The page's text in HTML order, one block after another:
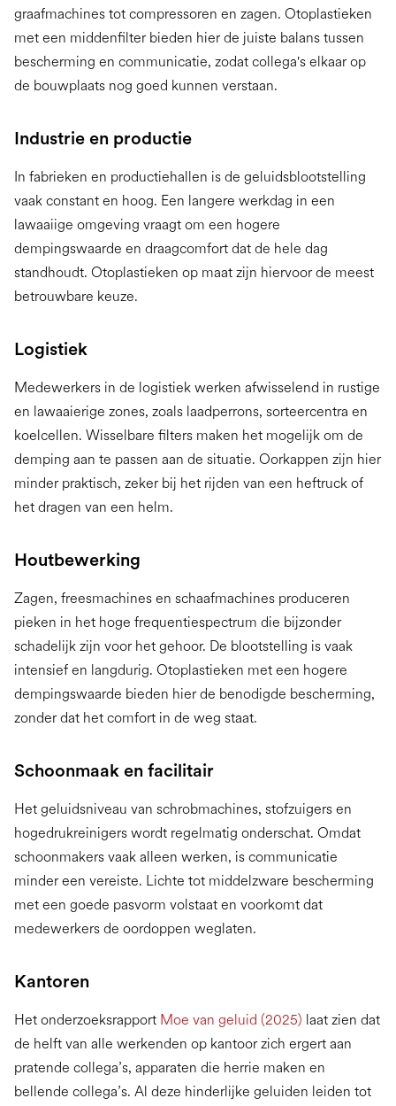
graafmachines tot compressoren en zagen. Otoplastieken
met een middenfilter bieden hier de juiste balans tussen
bescherming en communicatie, zodat collega's elkaar op
de bouwplaats nog goed kunnen verstaan.
Industrie en productie
In fabrieken en productiehallen is de geluidsblootstelling
vaak constant en hoog. Een langere werkdag in een
lawaaiige omgeving vraagt om een hogere
dempingswaarde en draagcomfort dat de hele dag
standhoudt. Otoplastieken op maat zijn hiervoor de meest
betrouwbare keuze.
Logistiek
Medewerkers in de logistiek werken afwisselend in rustige
en lawaaierige zones, zoals laadperrons, sorteercentra en
koelcellen. Wisselbare filters maken het mogelijk om de
demping aan te passen aan de situatie. Oorkappen zijn hier
minder praktisch, zeker bij het rijden van een heftruck of
het dragen van een helm.
Houtbewerking
Zagen, freesmachines en schaafmachines produceren
pieken in het hoge frequentiespectrum die bijzonder
schadelijk zijn voor het gehoor. De blootstelling is vaak
intensief en langdurig. Otoplastieken met een hogere
dempingswaarde bieden hier de benodigde bescherming,
zonder dat het comfort in de weg staat.
Schoonmaak en facilitair
Het geluidsniveau van schrobmachines, stofzuigers en
hogedrukreinigers wordt regelmatig onderschat. Omdat
schoonmakers vaak alleen werken, is communicatie
minder een vereiste. Lichte tot middelzware bescherming
met een goede pasvorm volstaat en voorkomt dat
medewerkers de oordoppen weglaten.
Kantoren
Het onderzoeksrapport Moe van geluid (2025) laat zien dat
de helft van alle werkenden op kantoor zich ergert aan
pratende collega’s, apparaten die herrie maken en
bellende collega’s. Al deze hinderlijke geluiden leiden tot